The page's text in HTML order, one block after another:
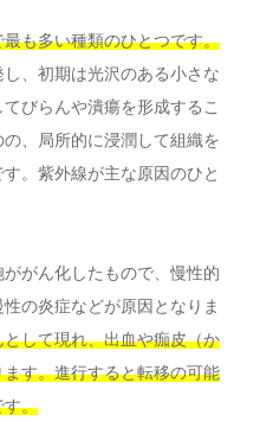
も多い種類のひとつです。
、初期は光沢のある小さな
びらんや潰瘍を形成するこ
、局所的に浸潤して組織を
。紫外線が主な原因のひと
がん化したもので、慢性的
の炎症などが原因となりま
して現れ、出血や痂皮（か
す。進行すると転移の可能
す。